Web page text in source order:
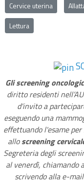
Cervice uterina
Lettura
Gli screening
diritto residenti
d'invito a
eseguendo una
effettuando l'esame
alloscreening
Segreteria degli
al venerdì, chiamando
scrivendo alla e-mail